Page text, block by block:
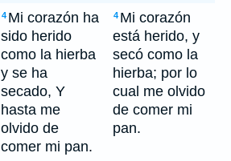
4 Mi corazón ha
sido herido
como la hierba
y se ha
secado, Y
hasta me
olvido de
comer mi pan.
4 Mi corazón
está herido, y
secó como la
hierba; por lo
cual me olvido
de comer mi
pan.